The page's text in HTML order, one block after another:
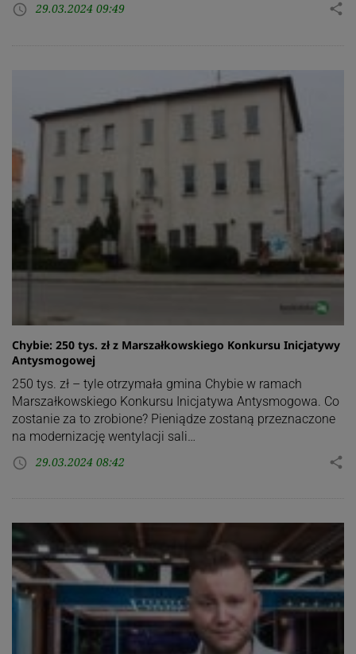
access_time 29.03.2024 09:49 share
Chybie: 250 tys. zł z Marszałkowskiego Konkursu Inicjatywy
Antysmogowej
250 tys. zł – tyle otrzymała gmina Chybie w ramach
Marszałkowskiego Konkursu Inicjatywa Antysmogowa. Co
zostanie za to zrobione? Pieniądze zostaną przeznaczone
na modernizację wentylacji sali…
access_time 29.03.2024 08:42 share